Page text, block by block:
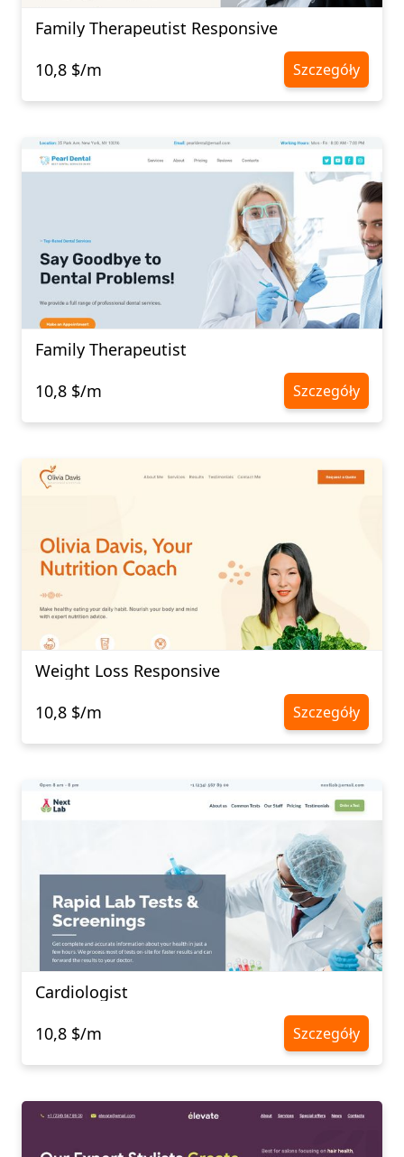
Family Therapeutist Responsive
10,8 $/m
Szczegóły
Family Therapeutist
10,8 $/m
Szczegóły
Weight Loss Responsive
10,8 $/m
Szczegóły
Cardiologist
10,8 $/m
Szczegóły